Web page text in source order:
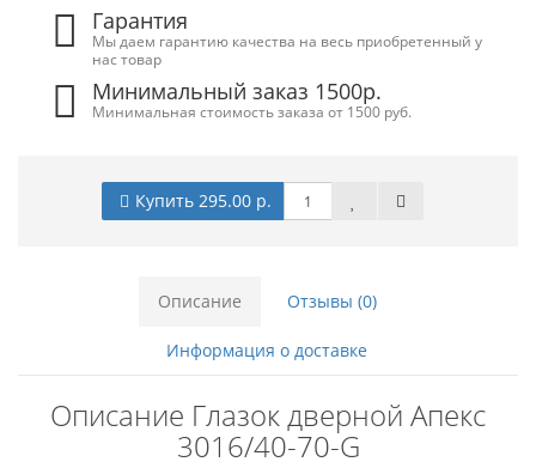
Гарантия
Мы даем гарантию качества на весь приобретенный у
нас товар
Минимальный заказ 1500р.
Минимальная стоимость заказа от 1500 руб.
Купить 295.00 р.
Описание Отзывы (0)
Информация о доставке
Описание Глазок дверной Апекс
3016/40-70-G